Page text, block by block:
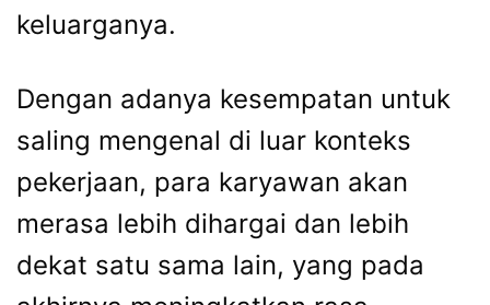
keluarganya.
Dengan adanya kesempatan untuk
saling mengenal di luar konteks
pekerjaan, para karyawan akan
merasa lebih dihargai dan lebih
dekat satu sama lain, yang pada